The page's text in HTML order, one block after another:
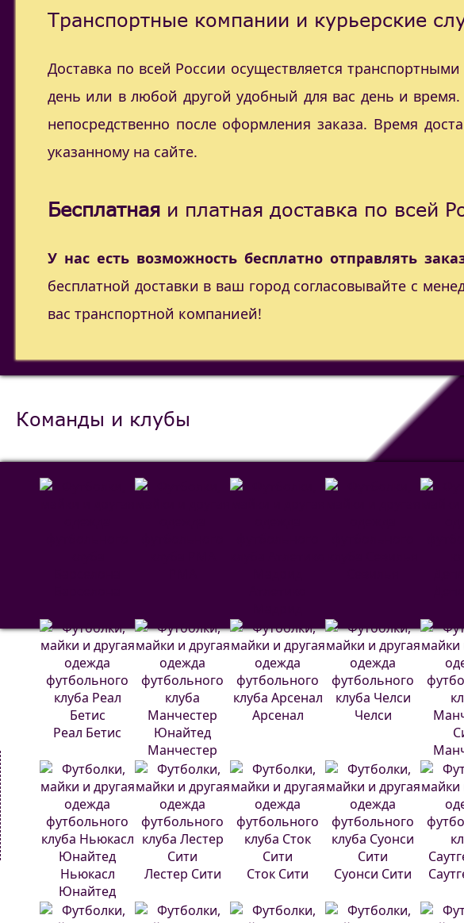
Транспортные компании и курьерские
Доставка по всей России осуществляется
день или в любой другой удобный для вас день и
непосредственно после оформления заказа. Время
указанному на сайте.
Бесплатная и платная доставка по всей
У нас есть возможность бесплатно отправлять
бесплатной доставки в ваш город согласовывайте с
вас транспортной компанией!
Команды и клубы
Реал Бетис
Манчестер
Юнайтед
Арсенал
Челси
Ньюкасл
Юнайтед
Лестер Сити Сток Сити Суонси Сити